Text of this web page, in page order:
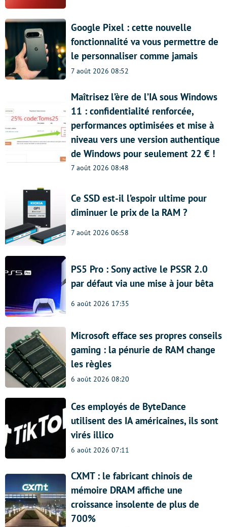
Google Pixel : cette nouvelle
fonctionnalité va vous permettre de
le personnaliser comme jamais
7 août 2026 08:52
Maîtrisez l’ère de l’IA sous Windows
11 : confidentialité renforcée,
performances optimisées et mise à
niveau vers une version authentique
de Windows pour seulement 22 € !
7 août 2026 08:48
Ce SSD est-il l’espoir ultime pour
diminuer le prix de la RAM ?
7 août 2026 06:58
PS5 Pro : Sony active le PSSR 2.0
par défaut via une mise à jour bêta
6 août 2026 17:35
Microsoft efface ses propres conseils
gaming : la pénurie de RAM change
les règles
6 août 2026 08:20
Ces employés de ByteDance
utilisent des IA américaines, ils sont
virés illico
6 août 2026 07:11
CXMT : le fabricant chinois de
mémoire DRAM affiche une
croissance insolente de plus de
700%